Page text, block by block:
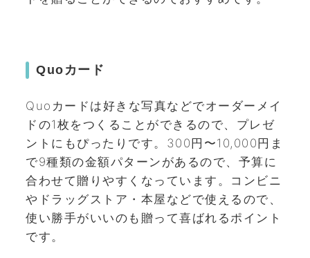
Quoカード
Quoカードは好きな写真などでオーダーメイ
ドの1枚をつくることができるので、プレゼ
ントにもぴったりです。300円〜10,000円ま
で9種類の金額パターンがあるので、予算に
合わせて贈りやすくなっています。コンビニ
やドラッグストア・本屋などで使えるので、
使い勝手がいいのも贈って喜ばれるポイント
です。